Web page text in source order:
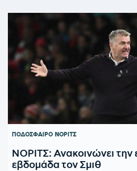
ΠΟΔΟΣΦΑΙΡΟ ΝΟΡΙΤΣ
ΝΟΡΙΤΣ: Ανακοινώνει την
εβδομάδα τον Σμιθ